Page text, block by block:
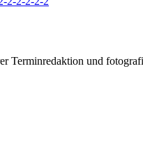
Terminredaktion und